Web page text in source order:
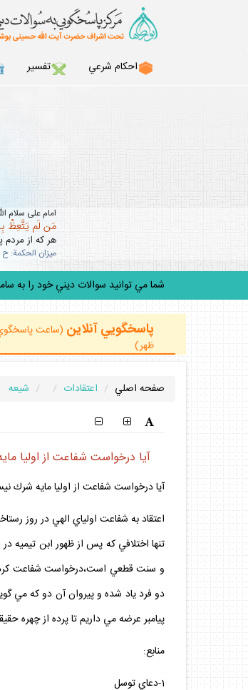
احكام شرعي تفسير
امام على سلام
مَن لَم يَتَّعِظْ
هر كه از مردم
ميزان الحكمة: ح 22191
شما مي توانيد سوالات ديني خود را به سامانه «30001939»
پاسخگويي آنلاين
ظهر)
صفحه اصلي اعتقادات
شيعه
آيا درخواست شفاعت از اوليا
آيا درخواست شفاعت از اوليا مايه شرك
اعتقاد به شفاعت اولياي الهي در روز
تنها اختلافي كه پس از ظهور ابن تيميه
دو فرد ياد شده و پيروان آن دو كه مي
پيامبر عرضه مي داريم تا پرده از چهره
منابع:
1-دعاي توسل